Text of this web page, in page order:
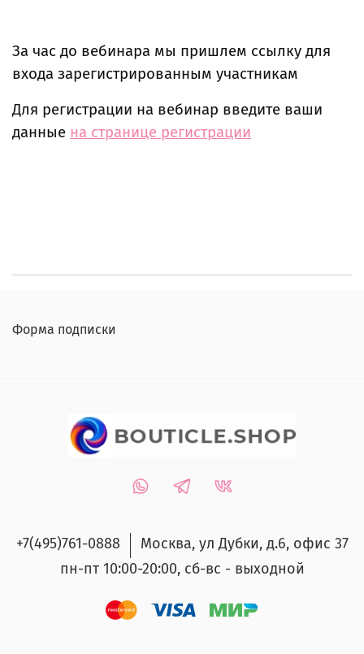
За час до вебинара мы пришлем ссылку для
входа зарегистрированным участникам
Для регистрации на вебинар введите ваши
данные на странице регистрации
Форма подписки
+7(495)761-0888
Москва, ул Дубки, д.6, офис 37
пн-пт 10:00-20:00, сб-вс - выходной